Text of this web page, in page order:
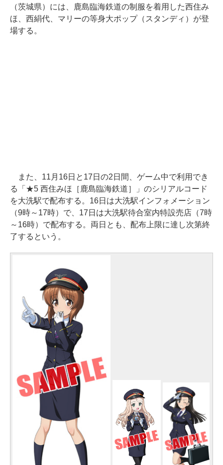
（茨城県）には、鹿島臨海鉄道の制服を着用した西住み
ほ、西絹代、マリーの等身大ポップ（スタンディ）が登
場する。
また、11月16日と17日の2日間、ゲーム中で利用でき
る「★5 西住みほ［鹿島臨海鉄道］」のシリアルコード
を大洗駅で配布する。16日は大洗駅インフォメーション
（9時～17時）で、17日は大洗駅待合室内特設売店（7時
～16時）で配布する。両日とも、配布上限に達し次第終
了するという。